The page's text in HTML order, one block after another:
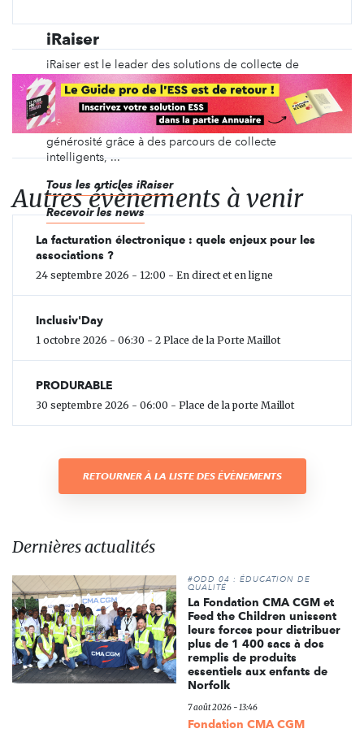
iRaiser
iRaiser est le leader des solutions de collecte de
fonds pour les organisations à but non lucratif en
Europe, se concentrant sur la création de processus
de collecte adaptés aux parcours des
donateurs·rices. iRaiser s’engage à libérer la
générosité grâce à des parcours de collecte
intelligents, ...
Tous les articles iRaiser
Recevoir les news
Autres évènements à venir
La facturation électronique : quels enjeux pour les
associations ?
24 septembre 2026 - 12:00 - En direct et en ligne
Inclusiv'Day
1 octobre 2026 - 06:30 - 2 Place de la Porte Maillot
PRODURABLE
30 septembre 2026 - 06:00 - Place de la porte Maillot
RETOURNER À LA LISTE DES ÉVÈNEMENTS
Dernières actualités
#ODD 04 : ÉDUCATION DE
QUALITÉ
La Fondation CMA CGM et
Feed the Children unissent
leurs forces pour distribuer
plus de 1 400 sacs à dos
remplis de produits
essentiels aux enfants de
Norfolk
7 août 2026 - 13:46
Fondation CMA CGM